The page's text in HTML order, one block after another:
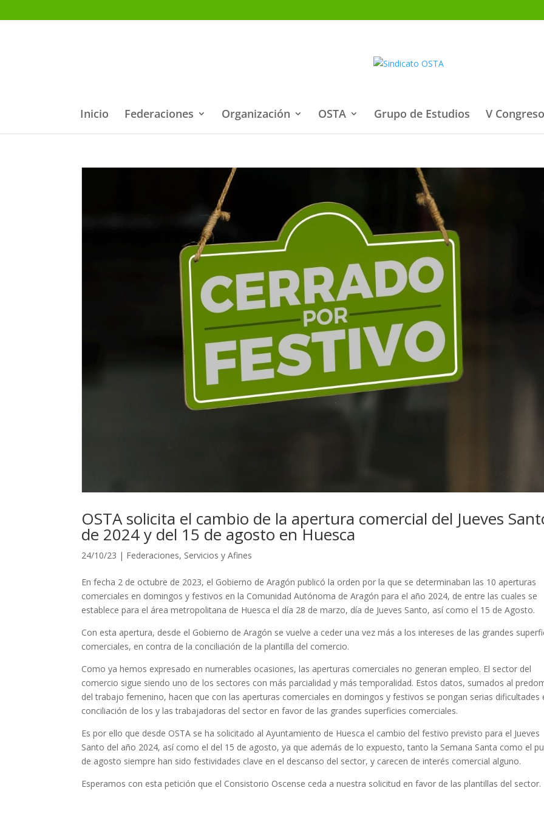
Inicio Federaciones Organización OSTA Grupo de Estudios V
OSTA solicita el cambio de la apertura comercial del Jueves
de 2024 y del 15 de agosto en Huesca
24/10/23 | Federaciones, Servicios y Afines
En fecha 2 de octubre de 2023, el Gobierno de Aragón publicó la orden por la que se determinaban las 10 aperturas
comerciales en domingos y festivos en la Comunidad Autónoma de Aragón para el año 2024, de entre las cuales se
establece para el área metropolitana de Huesca el día 28 de marzo, día de Jueves Santo, así como el 15 de Agosto.
Con esta apertura, desde el Gobierno de Aragón se vuelve a ceder una vez más a los intereses de las grandes
comerciales, en contra de la conciliación de la plantilla del comercio.
Como ya hemos expresado en numerables ocasiones, las aperturas comerciales no generan empleo. El sector del
comercio sigue siendo uno de los sectores con más parcialidad y más temporalidad. Estos datos, sumados al
del trabajo femenino, hacen que con las aperturas comerciales en domingos y festivos se pongan serias dificultades
conciliación de los y las trabajadoras del sector en favor de las grandes superficies comerciales.
Es por ello que desde OSTA se ha solicitado al Ayuntamiento de Huesca el cambio del festivo previsto para el Jueves
Santo del año 2024, así como el del 15 de agosto, ya que además de lo expuesto, tanto la Semana Santa como el
de agosto siempre han sido festividades clave en el descanso del sector, y carecen de interés comercial alguno.
Esperamos con esta petición que el Consistorio Oscense ceda a nuestra solicitud en favor de las plantillas del sector.